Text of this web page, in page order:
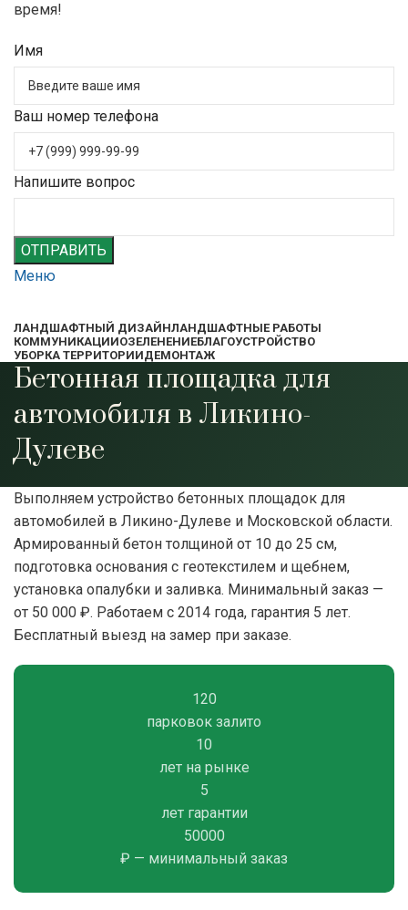
время!
Имя
Ваш номер телефона
Напишите вопрос
ОТПРАВИТЬ
Меню
ЛАНДШАФТНЫЙ ДИЗАЙНЛАНДШАФТНЫЕ РАБОТЫ
КОММУНИКАЦИИОЗЕЛЕНЕНИЕБЛАГОУСТРОЙСТВО
УБОРКА ТЕРРИТОРИИДЕМОНТАЖ
Бетонная площадка для
автомобиля в Ликино-
Дулеве
Выполняем устройство бетонных площадок для
автомобилей в Ликино-Дулеве и Московской области.
Армированный бетон толщиной от 10 до 25 см,
подготовка основания с геотекстилем и щебнем,
установка опалубки и заливка. Минимальный заказ —
от 50 000 ₽. Работаем с 2014 года, гарантия 5 лет.
Бесплатный выезд на замер при заказе.
120
парковок залито
10
лет на рынке
5
лет гарантии
50000
₽ — минимальный заказ